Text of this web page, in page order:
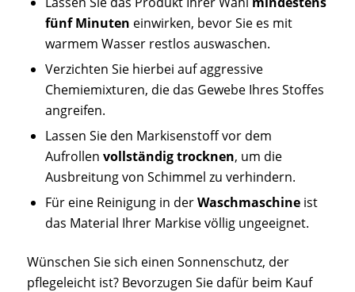
fünf Minuten einwirken, bevor Sie es mit
warmem Wasser restlos auswaschen.
Verzichten Sie hierbei auf aggressive
Chemiemixturen, die das Gewebe Ihres Stoffes
angreifen.
Lassen Sie den Markisenstoff vor dem
Aufrollen vollständig trocknen, um die
Ausbreitung von Schimmel zu verhindern.
Für eine Reinigung in derWaschmaschineist
das Material Ihrer Markise völlig ungeeignet.
Wünschen Sie sich einen Sonnenschutz, der
pflegeleicht ist? Bevorzugen Sie dafür beim Kauf